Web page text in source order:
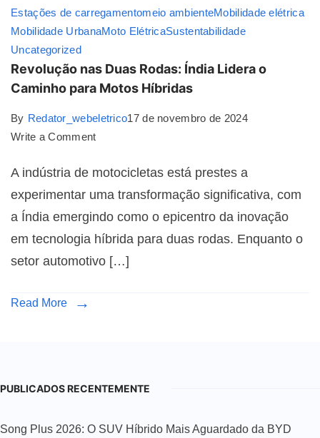
Estações de carregamentomeio ambienteMobilidade elétrica
Mobilidade UrbanaMoto ElétricaSustentabilidade
Uncategorized
Revolução nas Duas Rodas: Índia Lidera o
Caminho para Motos Híbridas
By Redator_webeletrico17 de novembro de 2024
Write a Comment
A indústria de motocicletas está prestes a
experimentar uma transformação significativa, com
a Índia emergindo como o epicentro da inovação
em tecnologia híbrida para duas rodas. Enquanto o
setor automotivo […]
Read More
PUBLICADOS RECENTEMENTE
Song Plus 2026: O SUV Híbrido Mais Aguardado da BYD